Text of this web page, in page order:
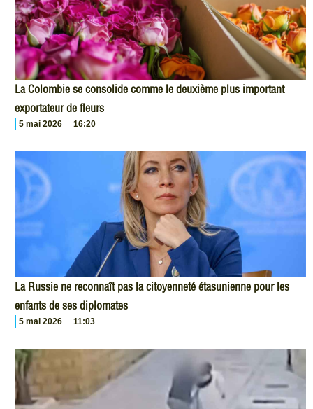
La Colombie se consolide comme le deuxième plus important
exportateur de fleurs
5 mai 2026 16:20
La Russie ne reconnaît pas la citoyenneté étasunienne pour les
enfants de ses diplomates
5 mai 2026 11:03